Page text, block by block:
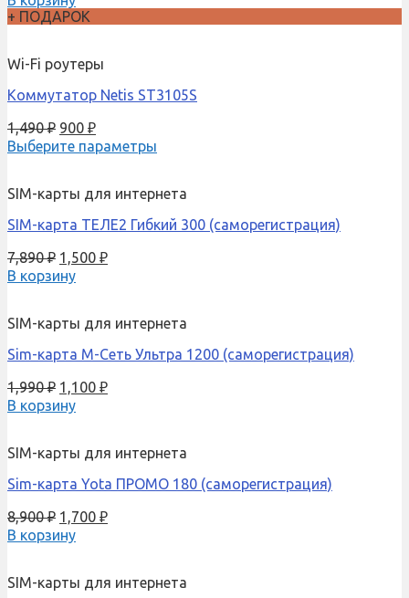
+ ПОДАРОК
Wi-Fi роутеры
Коммутатор Netis ST3105S
1,490₽ 900 ₽
Выберите параметры
SIM-карты для интернета
SIM-карта ТЕЛЕ2 Гибкий 300 (саморегистрация)
7,890₽ 1,500 ₽
В корзину
SIM-карты для интернета
Sim-карта М-Сеть Ультра 1200 (саморегистрация)
1,990₽ 1,100 ₽
В корзину
SIM-карты для интернета
Sim-карта Yota ПРОМО 180 (саморегистрация)
8,900₽ 1,700 ₽
В корзину
SIM-карты для интернета